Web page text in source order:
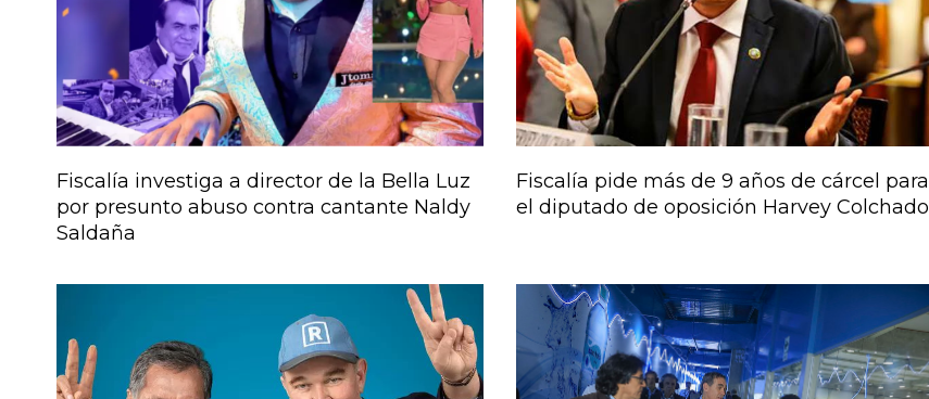
Fiscalía investiga a director de la Bella Luz
por presunto abuso contra cantante Naldy
Saldaña
Fiscalía pide más de 9 años de cárcel para
el diputado de oposición Harvey Colchado